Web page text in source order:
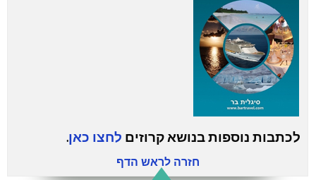
לכתבות נוספות בנושא קרוזים לחצו כאן.
חזרה לראש הדף